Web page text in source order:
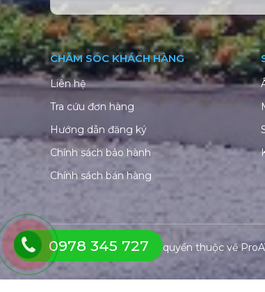
CHĂM SÓC KHÁCH HÀNG
Liên hệ
Tra cứu đơn hàng
Hướng dẫn đăng ký
Chính sách bảo hành
Chính sách bán hàng
© Copyright 2026. Bản quyền thuộc về
0978 345 727